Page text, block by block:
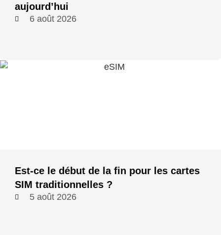
aujourd’hui
6 août 2026
Est-ce le début de la fin pour les cartes
SIM traditionnelles ?
5 août 2026